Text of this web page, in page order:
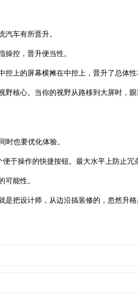
车有所晋升。
控，晋升便当性。
上的屏幕横摊在中控上，晋升了总体性
核心。当你的视野从路移到大屏时，
时也要优化体验。
于操作的快捷按钮。最大水平上防止冗
能性。
把设计师，从边沿搞装修的，忽然升格